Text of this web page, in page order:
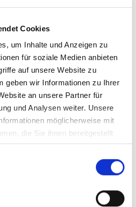
Cookies
um Inhalte und Anzeigen zu
für soziale Medien anbieten
auf unsere Website zu
geben wir Informationen zu Ihrer
an unsere Partner für
und Analysen weiter. Unsere
möglicherweise mit
die Sie ihnen bereitgestellt
Ihrer Nutzung der Dienste
vorhanden
mehr lesen Link